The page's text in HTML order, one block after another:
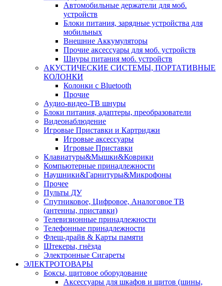
Автомобильные держатели для моб.
устройств
Блоки питания, зарядные устройства для
мобильных
Внешние Аккумуляторы
Прочие аксессуары для моб. устройств
Шнуры питания моб. устройств
АКУСТИЧЕСКИЕ СИСТЕМЫ, ПОРТАТИВНЫЕ
КОЛОНКИ
Колонки с Bluetooth
Прочие
Аудио-видео-ТВ шнуры
Блоки питания, адаптеры, преобразователи
Видеонаблюдение
Игровые Приставки и Картриджи
Игровые аксессуары
Игровые Приставки
Клавиатуры&Мышки&Коврики
Компьютерные принадлежности
Наушники&Гарнитуры&Микрофоны
Прочее
Пульты ДУ
Спутниковое, Цифровое, Аналоговое ТВ
(антенны, приставки)
Телевизионные принадлежности
Телефонные принадлежности
Флеш-драйв & Карты памяти
Штекеры, гнёзда
Электронные Сигареты
ЭЛЕКТРОТОВАРЫ
Боксы, щитовое оборудование
Аксессуары для шкафов и щитов (шины,